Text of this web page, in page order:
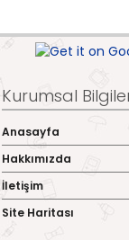
Kurumsal
Anasayfa
Hakkımızda
İletişim
Site Haritası